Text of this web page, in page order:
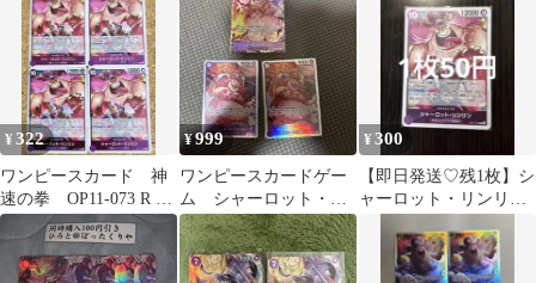
¥322
ワンピースカード 神
速の拳 OP11-073 R シ
ャーロット・リンリ
ン 4枚
¥999
ワンピースカードゲー
ム シャーロット・リ
ンリン SR パラレル
二つの伝説
¥300
【即日発送♡残1枚】シ
ャーロット・リンリ